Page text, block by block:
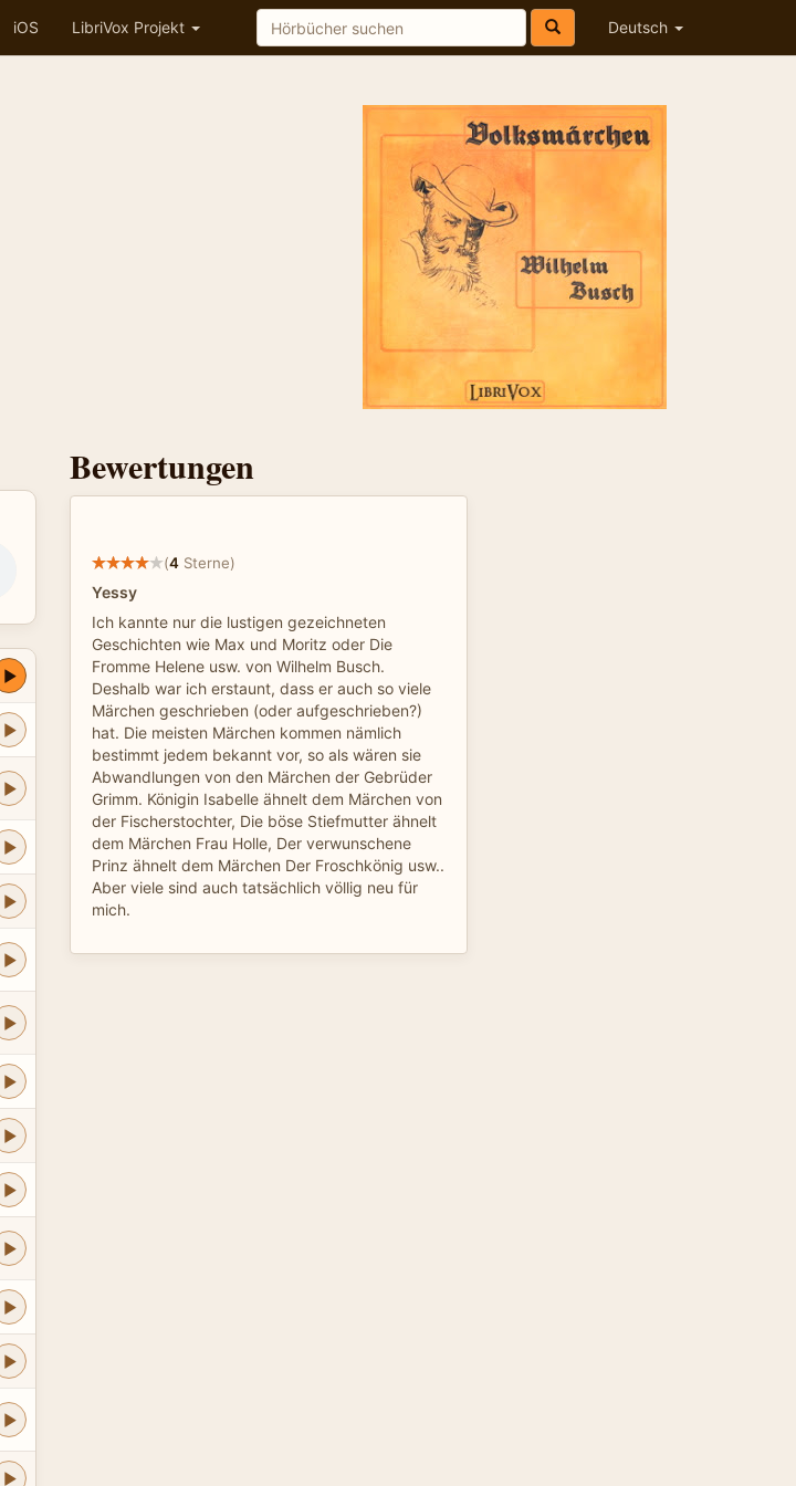
iOS LibriVox Projekt Deutsch
Bewertungen
(4 Sterne)
Yessy
Ich kannte nur die lustigen gezeichneten
Geschichten wie Max und Moritz oder Die
Fromme Helene usw. von Wilhelm Busch.
Deshalb war ich erstaunt, dass er auch so viele
Märchen geschrieben (oder aufgeschrieben?)
hat. Die meisten Märchen kommen nämlich
bestimmt jedem bekannt vor, so als wären sie
Abwandlungen von den Märchen der Gebrüder
Grimm. Königin Isabelle ähnelt dem Märchen von
der Fischerstochter, Die böse Stiefmutter ähnelt
dem Märchen Frau Holle, Der verwunschene
Prinz ähnelt dem Märchen Der Froschkönig usw..
Aber viele sind auch tatsächlich völlig neu für
mich.